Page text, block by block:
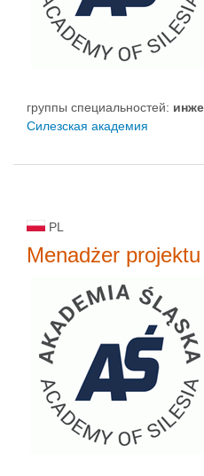
группы специальностей:
Силезская академия
PL
Menadżer